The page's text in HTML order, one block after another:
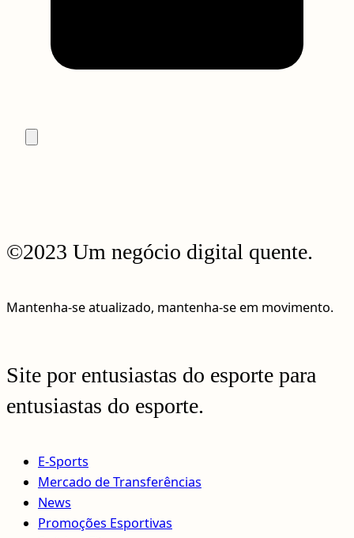
©2023 Um negócio digital quente.
Mantenha-se atualizado, mantenha-se em movimento.
Site por entusiastas do esporte para
entusiastas do esporte.
E-Sports
Mercado de Transferências
News
Promoções Esportivas